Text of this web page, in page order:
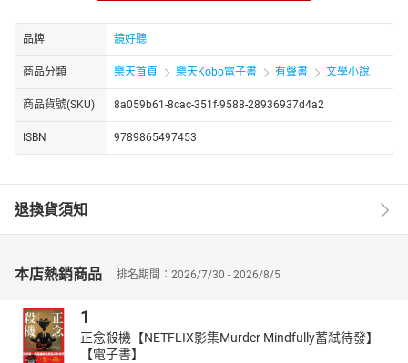
開戰。近日，外部的黑暗勢力悄悄入侵師大公園，維持地下社會秩
序的救星，竟然是被姊姊強迫到「末日書店」上班的打工仔阿虎。
骨男則是阿虎從小結識的死黨，也是少年幫派的頭目，在公園旁的
巷子擺攤賣甜品。他們長時間留連公園，熟悉地下社會的運作模
式，面對公園周遭發生的各種疑難雜症，他們是最有能力解決問題
的搭檔。
助，從殺貓事件一路辦到黑市器官交易，甚至被捲入黑吃黑的要命
陰謀中。
阿虎和骨男能否生還？師大公園是否有恢復正常秩序的一天？
授權出版社：鏡文學
【作者簡介】
林峰毅
品牌 鏡好聽
商品分類 樂天首頁 樂天Kobo電子書 有聲書 文學小說
商品貨號(SKU) 8a059b61-8cac-351f-9588-28936937d4a2
ISBN 9789865497453
退換貨須知
本店熱銷商品 排名期間：2026/7/30 - 2026/8/5
1
正念殺機【NETFLIX影集Murder Mindfully蓄弒待發】
【電子書】